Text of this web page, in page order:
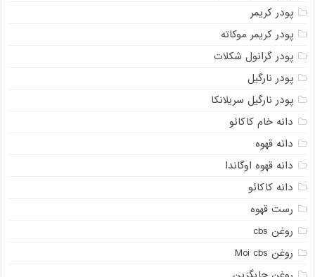
پودر کریمر
پودر کریمر موکاته
پودر گرانول شکلات
پودر نارگیل
پودر نارگیل سریلانکا
دانه خام کاکائو
دانه قهوه
دانه قهوه اوگاندا
دانه کاکائو
رست قهوه
روغن cbs
روغن Moi cbs